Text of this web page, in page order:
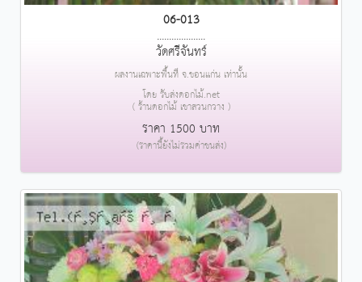
06-013
....................
วัดศรีจันทร์
ผลงานเฉพาะพื้นที่ จ.ขอนแก่น เท่านั้น
โดย รับส่งดอกไม้.net
( ร้านดอกไม้ เขาสวนกวาง )
ราคา 1500 บาท
(ราคานี้ยังไม่รวมค่าขนส่ง)